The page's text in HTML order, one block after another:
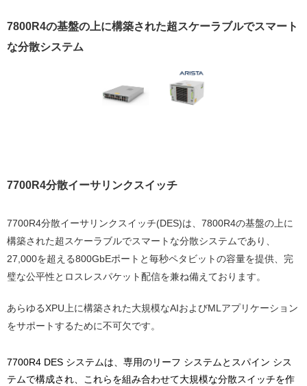
7800R4の基盤の上に構築された超スケーラブルでスマート
な分散システム
7700R4分散イーサリンクスイッチ
7700R4分散イーサリンクスイッチ(DES)は、7800R4の基盤の上に
構築された超スケーラブルでスマートな分散システムであり、
27,000を超える800GbEポートと毎秒ペタビットの容量を提供、完
璧な公平性とロスレスパケット配信を兼ね備えております。
あらゆるXPU上に構築された大規模なAIおよびMLアプリケーション
をサポートするために不可欠です。
7700R4 DES システムは、専用のリーフ システムとスパイン シス
テムで構成され、これらを組み合わせて大規模な分散スイッチを作